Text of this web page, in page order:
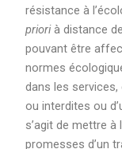
résistance à
priorià distance
pouvant être
normes
dans les
ou interdites ou
s’agit de mettre à
promesses d’un